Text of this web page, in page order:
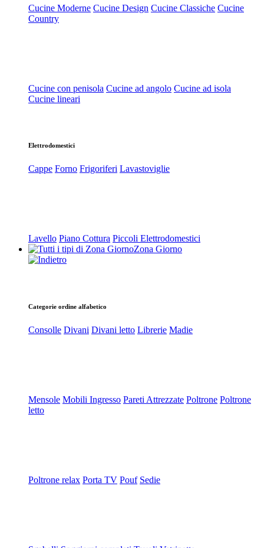
Cucine Moderne Cucine Design Cucine Classiche Cucine
Country
Cucine con penisola Cucine ad angolo Cucine ad isola
Cucine lineari
Elettrodomestici
Cappe Forno Frigoriferi Lavastoviglie
Lavello Piano Cottura Piccoli Elettrodomestici
Zona Giorno
Categorie ordine alfabetico
Consolle Divani Divani letto Librerie Madie
Mensole Mobili Ingresso Pareti Attrezzate Poltrone Poltrone
letto
Poltrone relax Porta TV Pouf Sedie